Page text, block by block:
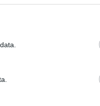
de la
de venta
en los